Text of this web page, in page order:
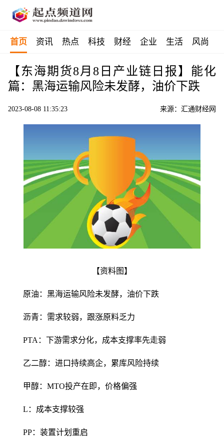
首页 资讯 热点 科技 财经 企业 生活 风尚
【东海期货8月8日产业链日报】能化
篇：黑海运输风险未发酵，油价下跌
2023-08-08 11:35:23 来源：汇通财经网
【资料图】
原油：黑海运输风险未发酵，油价下跌
沥青：需求较弱，跟涨原料乏力
PTA：下游需求分化，成本支撑率先走弱
乙二醇：进口持续高企，累库风险持续
甲醇：MTO投产在即，价格偏强
L：成本支撑较强
PP：装置计划重启